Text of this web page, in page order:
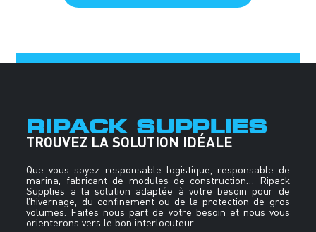
TROUVEZ LA SOLUTION IDÉALE
RIPACK SUPPLIES
Que vous soyez responsable logistique, responsable de
marina, fabricant de modules de construction… Ripack
Supplies a la solution adaptée à votre besoin pour de
l’hivernage, du confinement ou de la protection de gros
volumes. Faites nous part de votre besoin et nous vous
orienterons vers le bon interlocuteur.